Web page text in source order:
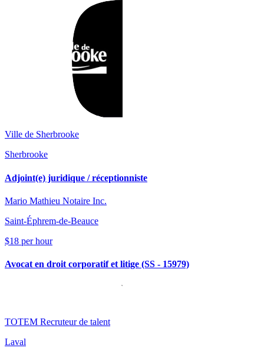
Ville de Sherbrooke
Sherbrooke
Adjoint(e) juridique / réceptionniste
Mario Mathieu Notaire Inc.
Saint-Éphrem-de-Beauce
$18 per hour
Avocat en droit corporatif et litige (SS - 15979)
TOTEM Recruteur de talent
Laval